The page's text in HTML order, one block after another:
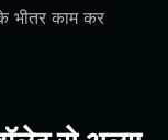
भीतर काम कर